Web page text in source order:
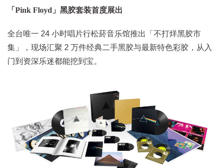
「Pink Floyd」黑胶套装首度展出
全台唯一 24 小时唱片行松菸音乐馆推出「不打烊黑胶市
集」，现场汇聚 2 万件经典二手黑胶与最新特色彩胶，从入
门到资深乐迷都能挖到宝。